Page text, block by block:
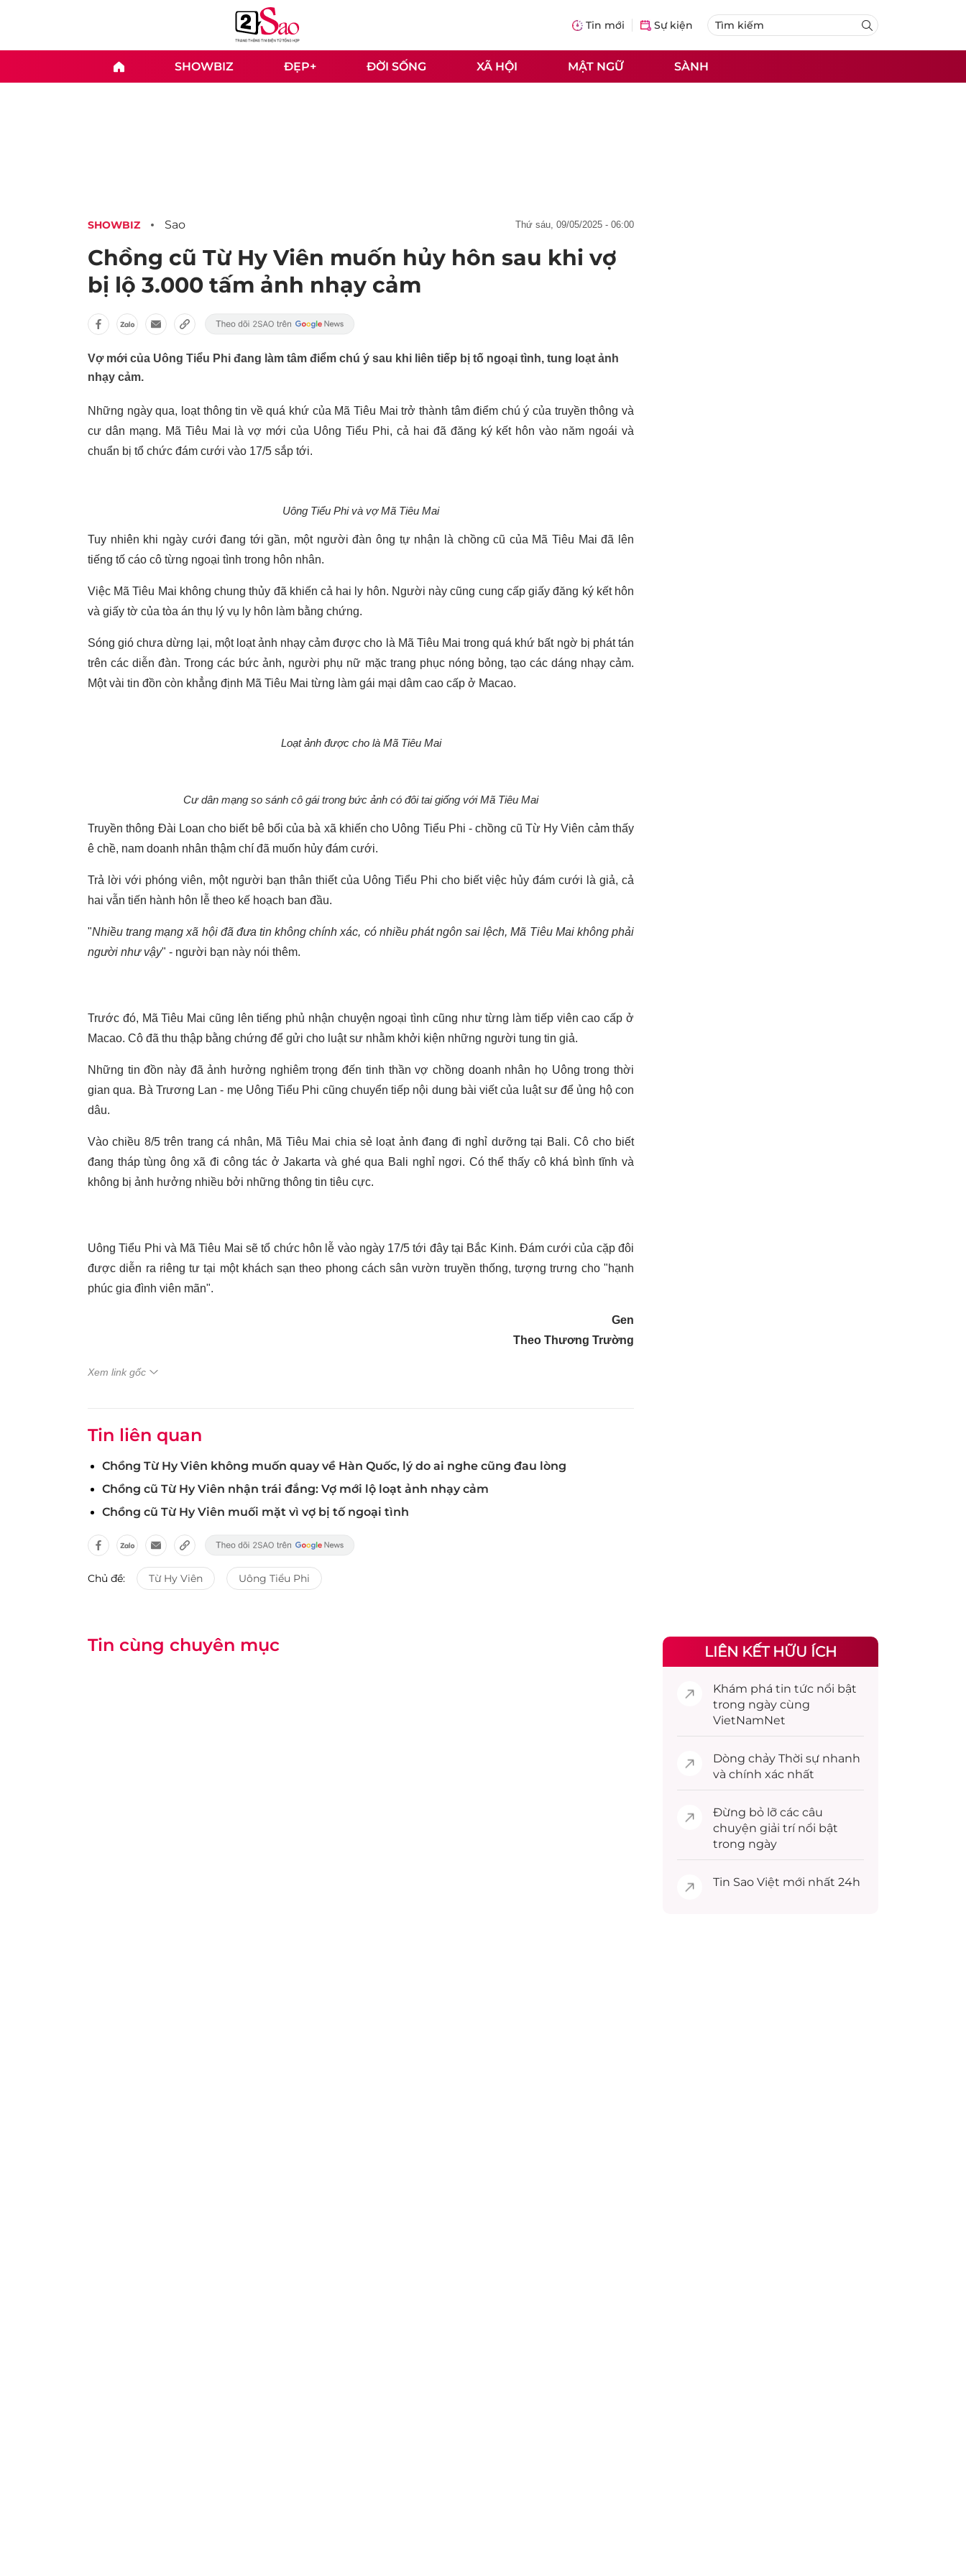
Tin mới Sự kiện
SHOWBIZ ĐẸP+ ĐỜI SỐNG XÃ HỘI MẬT NGỮ SÀNH
SHOWBIZ Sao thứ sáu, 09/05/2025 - 06:00
Chồng cũ Từ Hy Viên muốn hủy hôn sau khi vợ
bị lộ 3.000 tấm ảnh nhạy cảm
Vợ mới của Uông Tiểu Phi đang làm tâm điểm chú ý sau khi liên tiếp bị tố ngoại tình, tung loạt ảnh
nhạy cảm.
Những ngày qua, loạt thông tin về quá khứ của Mã Tiêu Mai trở thành tâm điểm chú ý của truyền thông và
cư dân mạng. Mã Tiêu Mai là vợ mới của Uông Tiểu Phi, cả hai đã đăng ký kết hôn vào năm ngoái và
chuẩn bị tổ chức đám cưới vào 17/5 sắp tới.
Uông Tiểu Phi và vợ Mã Tiêu Mai
Tuy nhiên khi ngày cưới đang tới gần, một người đàn ông tự nhận là chồng cũ của Mã Tiêu Mai đã lên
tiếng tố cáo cô từng ngoại tình trong hôn nhân.
Việc Mã Tiêu Mai không chung thủy đã khiến cả hai ly hôn. Người này cũng cung cấp giấy đăng ký kết hôn
và giấy tờ của tòa án thụ lý vụ ly hôn làm bằng chứng.
Sóng gió chưa dừng lại, một loạt ảnh nhạy cảm được cho là Mã Tiêu Mai trong quá khứ bất ngờ bị phát tán
trên các diễn đàn. Trong các bức ảnh, người phụ nữ mặc trang phục nóng bỏng, tạo các dáng nhạy cảm.
Một vài tin đồn còn khẳng định Mã Tiêu Mai từng làm gái mại dâm cao cấp ở Macao.
Loạt ảnh được cho là Mã Tiêu Mai
Cư dân mạng so sánh cô gái trong bức ảnh có đôi tai giống với Mã Tiêu Mai
Truyền thông Đài Loan cho biết bê bối của bà xã khiến cho Uông Tiểu Phi - chồng cũ Từ Hy Viên cảm thấy
ê chề, nam doanh nhân thậm chí đã muốn hủy đám cưới.
Trả lời với phóng viên, một người bạn thân thiết của Uông Tiểu Phi cho biết việc hủy đám cưới là giả, cả
hai vẫn tiến hành hôn lễ theo kế hoạch ban đầu.
"Nhiều trang mạng xã hội đã đưa tin không chính xác, có nhiều phát ngôn sai lệch, Mã Tiêu Mai không phải
người như vậy" - người bạn này nói thêm.
Trước đó, Mã Tiêu Mai cũng lên tiếng phủ nhận chuyện ngoại tình cũng như từng làm tiếp viên cao cấp ở
Macao. Cô đã thu thập bằng chứng để gửi cho luật sư nhằm khởi kiện những người tung tin giả.
Những tin đồn này đã ảnh hưởng nghiêm trọng đến tinh thần vợ chồng doanh nhân họ Uông trong thời
gian qua. Bà Trương Lan - mẹ Uông Tiểu Phi cũng chuyển tiếp nội dung bài viết của luật sư để ủng hộ con
dâu.
Vào chiều 8/5 trên trang cá nhân, Mã Tiêu Mai chia sẻ loạt ảnh đang đi nghỉ dưỡng tại Bali. Cô cho biết
đang tháp tùng ông xã đi công tác ở Jakarta và ghé qua Bali nghỉ ngơi. Có thể thấy cô khá bình tĩnh và
không bị ảnh hưởng nhiều bởi những thông tin tiêu cực.
Uông Tiểu Phi và Mã Tiêu Mai sẽ tổ chức hôn lễ vào ngày 17/5 tới đây tại Bắc Kinh. Đám cưới của cặp đôi
được diễn ra riêng tư tại một khách sạn theo phong cách sân vườn truyền thống, tượng trưng cho "hạnh
phúc gia đình viên mãn".
Gen
Theo Thương Trường
Xem link gốc
Tin liên quan
Chồng Từ Hy Viên không muốn quay về Hàn Quốc, lý do ai nghe cũng đau lòng
Chồng cũ Từ Hy Viên nhận trái đắng: Vợ mới lộ loạt ảnh nhạy cảm
Chồng cũ Từ Hy Viên muối mặt vì vợ bị tố ngoại tình
Chủ đề: Từ Hy Viên Uông Tiểu Phi
Tin cùng chuyên mục LIÊN KẾT HỮU ÍCH
Khám phá tin tức nổi bật
trong ngày cùng
VietNamNet
Dòng chảy Thời sự nhanh
và chính xác nhất
Đừng bỏ lỡ các câu
chuyện giải trínổi bật
trong ngày
Tin Sao Việt mới nhất 24h